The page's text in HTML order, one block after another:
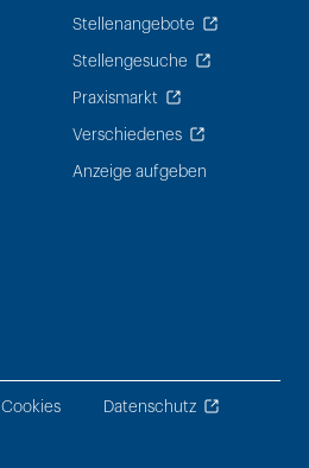
Stellenangebote
Stellengesuche
Praxismarkt
Verschiedenes
Anzeige aufgeben
Cookies Datenschutz